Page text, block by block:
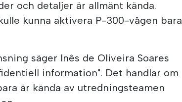
och detaljer är allmänt kända.
kunna aktivera P-300-vågen bara
säger Inês de Oliveira Soares
information". Det handlar om
är kända av utredningsteamen